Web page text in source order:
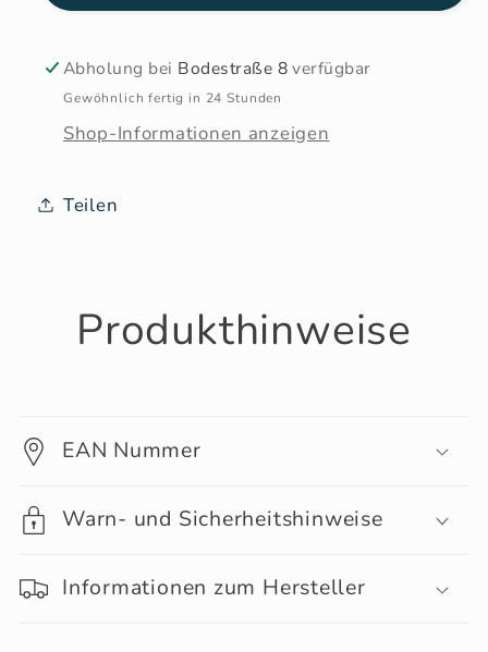
Abholung bei Bodestraße 8verfügbar
Gewöhnlich fertig in 24 Stunden
Shop-Informationen anzeigen
Teilen
Produkthinweise
EAN Nummer
Warn- und Sicherheitshinweise
Informationen zum Hersteller